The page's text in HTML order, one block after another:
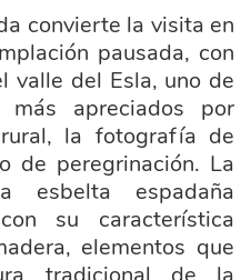
convierte la visita en
pausada, con
valle del Esla, uno de
más apreciados por
la fotografía de
de peregrinación. La
esbelta espadaña
su característica
elementos que